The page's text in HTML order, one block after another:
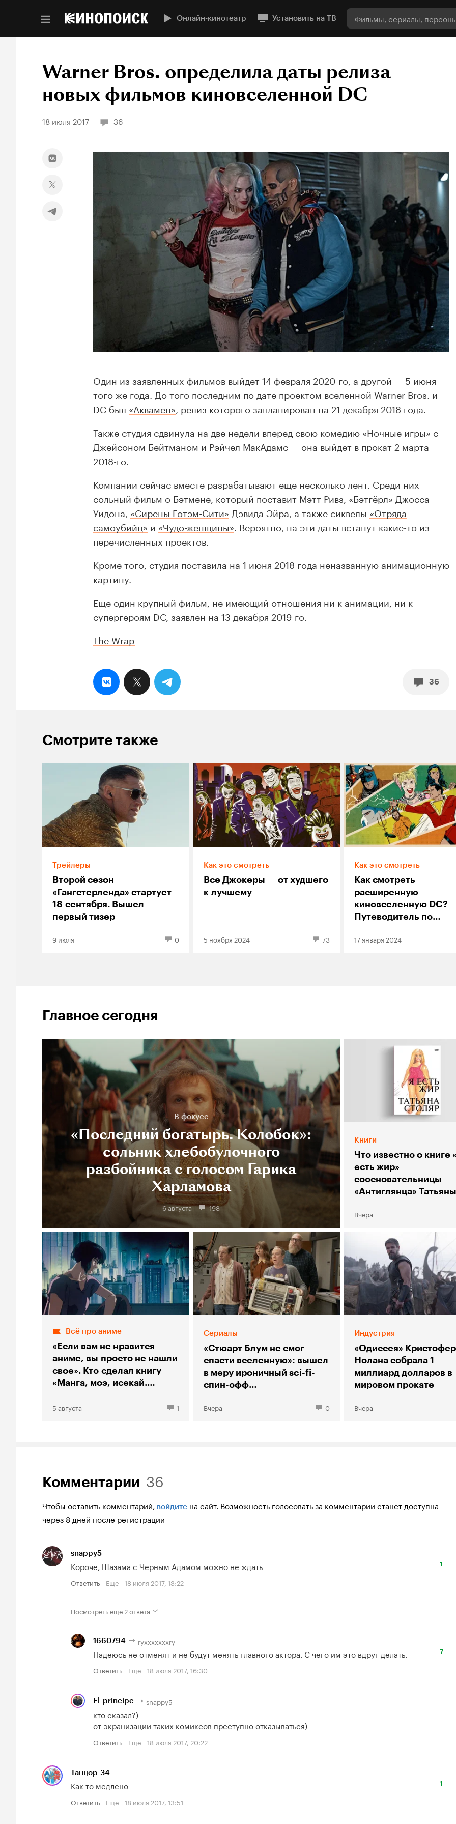
Онлайн-кинотеатр Установить на ТВ
Warner Bros. определила даты релиза
новых фильмов киновселенной DC
18 июля 2017 36
Один из заявленных фильмов выйдет 14 февраля 2020-го, а другой — 5 июня
того же года. До того последним по дате проектом вселенной Warner Bros. и
DC был «Аквамен» , релиз которого запланирован на 21 декабря 2018 года.
Также студия сдвинула на две недели вперед свою комедию «Ночные игры» с
Джейсоном Бейтманом и Рэйчел МакАдамс — она выйдет в прокат 2 марта
2018-го.
Компании сейчас вместе разрабатывают еще несколько лент. Среди них
сольный фильм о Бэтмене, который поставит Мэтт Ривз , «Бэтгёрл» Джосса
Уидона, «Сирены Готэм-Сити» Дэвида Эйра, а также сиквелы «Отряда
самоубийц» и «Чудо-женщины» . Вероятно, на эти даты встанут какие-то из
перечисленных проектов.
Кроме того, студия поставила на 1 июня 2018 года неназванную анимационную
картину.
Еще один крупный фильм, не имеющий отношения ни к анимации, ни к
супергероям DC, заявлен на 13 декабря 2019-го.
The Wrap
36
Смотрите также
Трейлеры
Второй сезон
«Гангстерленда» стартует
18 сентября. Вышел
первый тизер
9 июля 0
Как это смотреть
Все Джокеры — от худшего
к лучшему
5 ноября 2024 73
Как это смотреть
Как смотреть
расширенную
киновселенную DC?
Путеводитель по
Бэтмене, Супермене
17 января 2024
Главное сегодня
В фокусе
«Последний богатырь. Колобок»:
сольник хлебобулочного
разбойника с голосом Гарика
Харламова
6 августа 198
Книги
Что известно о книге
есть жир»
соосновательницы
«Антиглянца» Татьяны
Вчера
Всё про аниме
«Если вам не нравится
аниме, вы просто не нашли
свое». Кто сделал книгу
«Манга, моэ, исекай.
5 августа 1
Сериалы
«Стюарт Блум не смог
спасти вселенную»: вышел
в меру ироничный sci-fi-
спин-офф
Вчера 0
Индустрия
«Одиссея»
Нолана собрала 1
миллиард долларов в
мировом прокате
Вчера
Комментарии 36
Чтобы оставить комментарий, войдите на сайт. Возможность голосовать за комментарии станет доступна
через 8 дней после регистрации
snappy5
Короче, Шазама с Черным Адамом можно не ждать
Ответить Еще 18 июля 2017, 13:22
1
Посмотреть еще2 ответа
1660794 ryxxxxxxxry
Надеюсь не отменят и не будут менять главного актора. С чего им это вдруг делать.
Ответить Еще 18 июля 2017, 16:30
7
El_principe snappy5
кто сказал?)
от экранизации таких комиксов преступно отказываться)
Ответить Еще 18 июля 2017, 20:22
Танцор-34
Как то медлено
Ответить Еще 18 июля 2017, 13:51
1